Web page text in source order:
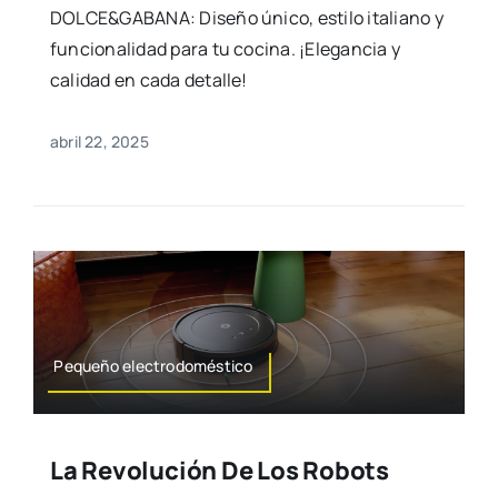
DOLCE&GABANA: Diseño único, estilo italiano y
funcionalidad para tu cocina. ¡Elegancia y
calidad en cada detalle!
abril 22, 2025
Pequeño electrodoméstico
La Revolución De Los Robots